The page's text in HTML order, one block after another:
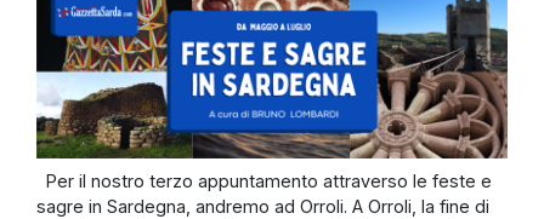
Per il nostro terzo appuntamento attraverso le feste e
sagre in Sardegna, andremo ad Orroli. A Orroli, la fine di